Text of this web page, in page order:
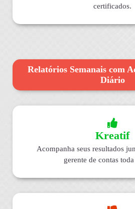
certificados.
Relatórios Semanais com
Diário
Kreatif
Acompanha seus resultados
gerente de contas